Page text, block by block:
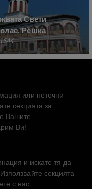
Свети
Решка
или неточни
секцията за
Вашите
Ви!
и искате тя да
секцията
с нас.